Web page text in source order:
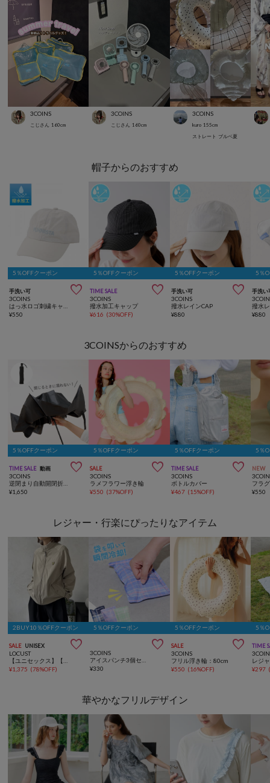
3COINS
こじさん 160cm
3COINS
こじさん 160cm
3COINS
kuro 155cm
ストレート ブルベ夏
帽子からのおすすめ
5％OFFクーポン
手洗い可 
3COINS
¥550
5％OFFクーポン
TIME SALE 
3COINS
撥水加工キャップ
¥616 (30%OFF)
5％OFFクーポン
手洗い可 
3COINS
撥水レインCAP
¥880
5％
手洗い
撥水
¥880
3COINSからのおすすめ
5％OFFクーポン
TIME SALE 動画 
3COINS
¥1,650
5％OFFクーポン
SALE 
3COINS
ラメフラワー浮き輪
¥550 (37%OFF)
5％OFFクーポン
TIME SALE 
3COINS
ボトルカバー
¥467 (15%OFF)
5％
NEW
フラ
¥550
レジャー・行楽にぴったりなアイテム
2BUY10％OFFクーポン
SALE UNISEX 
LOCUST
¥1,375 (78%OFF)
5％OFFクーポン

3COINS
¥330
5％OFFクーポン
SALE 
3COINS
フリル浮き輪：80cm
¥550 (16%OFF)
5％
TIME
¥297
華やかなフリルデザイン